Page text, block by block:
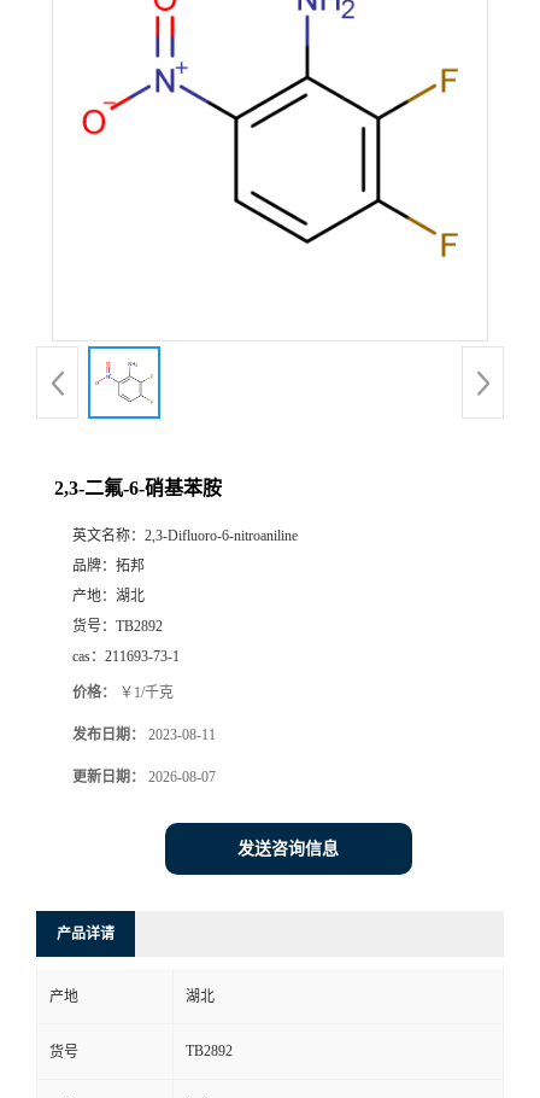
2,3-二氟-6-硝基苯胺
英文名称： 2,3-Difluoro-6-nitroaniline
品牌： 拓邦
产地： 湖北
货号： TB2892
cas： 211693-73-1
价格： ￥1/千克
发布日期： 2023-08-11
更新日期： 2026-08-07
发送咨询信息
产品详请
产地 湖北
货号 TB2892